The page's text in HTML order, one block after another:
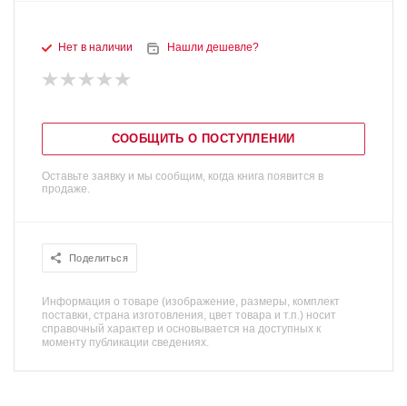
Нет в наличии Нашли дешевле?
СООБЩИТЬ О ПОСТУПЛЕНИИ
Оставьте заявку и мы сообщим, когда книга появится в
продаже.
Поделиться
Информация о товаре (изображение, размеры, комплект
поставки, страна изготовления, цвет товара и т.п.) носит
справочный характер и основывается на доступных к
моменту публикации сведениях.